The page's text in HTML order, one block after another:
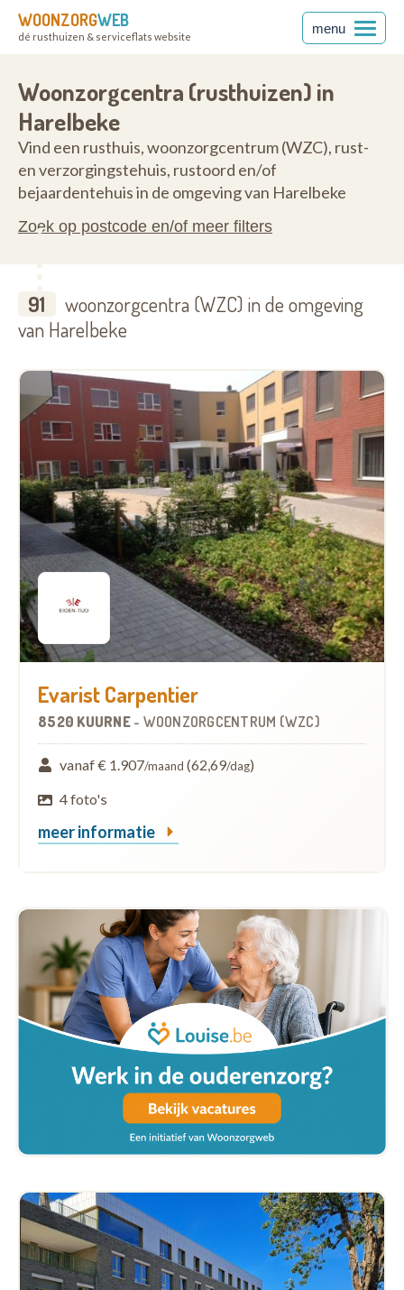
WOONZORGWEB
dé rusthuizen & serviceflats website
menu
Woonzorgcentra (rusthuizen) in
Harelbeke
Vind een rusthuis, woonzorgcentrum (WZC), rust-
en verzorgingstehuis, rustoord en/of
bejaardentehuis in de omgeving van Harelbeke
Zoek op postcode en/of meer filters
91
woonzorgcentra (WZC) in de omgeving
van Harelbeke
Evarist Carpentier
8520 KUURNE - WOONZORGCENTRUM (WZC)
vanaf € 1.907/maand (62,69/dag)
4 foto's
meer informatie